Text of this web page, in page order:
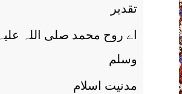
تقدير
اے روح محمد صلی اللہ علیہ
وسلم
مدنيت اسلام